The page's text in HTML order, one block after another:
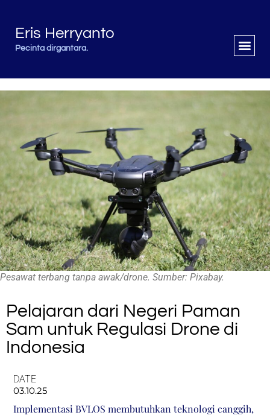
Eris Herryanto
Pecinta dirgantara.
Pesawat terbang tanpa awak/drone. Sumber: Pixabay.
Pelajaran dari Negeri Paman
Sam untuk Regulasi Drone di
Indonesia
DATE
03.10.25
Implementasi BVLOS membutuhkan teknologi canggih,